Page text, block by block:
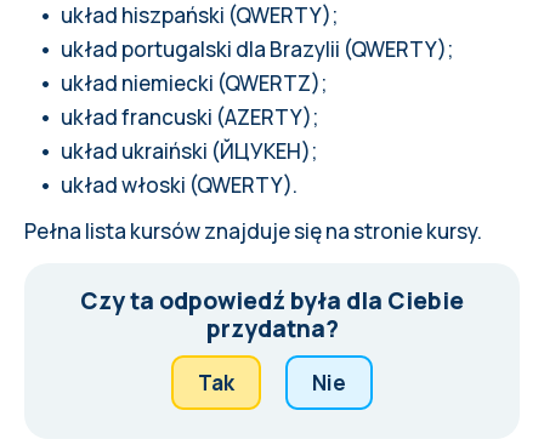
układ hiszpański (QWERTY);
układ portugalski dla Brazylii (QWERTY);
układ niemiecki (QWERTZ);
układ francuski (AZERTY);
układ ukraiński (ЙЦУКЕН);
układ włoski (QWERTY).
Pełna lista kursów znajduje się nastronie kursy.
Czy ta odpowiedź była dla Ciebie
przydatna?
Tak Nie